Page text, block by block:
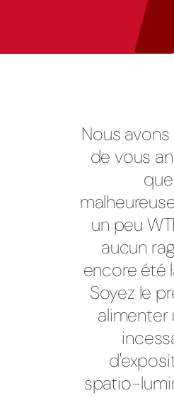
Nous
de vous
que
un peu
aucun
encore été
Soyez le
alimenter
spatio-